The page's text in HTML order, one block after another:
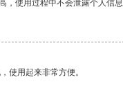
，使用过程中不会泄露个人信息
使用起来非常方便。